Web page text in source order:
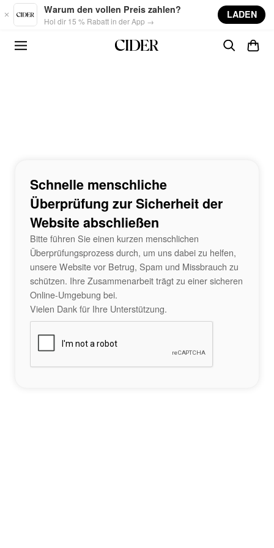
Skip to main content
Warum den vollen Preis zahlen?
Hol dir 15 % Rabatt in der App →
LADEN
Schnelle menschliche
Überprüfung zur Sicherheit der
Website abschließen
Bitte führen Sie einen kurzen menschlichen
Überprüfungsprozess durch, um uns dabei zu helfen,
unsere Website vor Betrug, Spam und Missbrauch zu
schützen. Ihre Zusammenarbeit trägt zu einer sicheren
Online-Umgebung bei.
Vielen Dank für Ihre Unterstützung.